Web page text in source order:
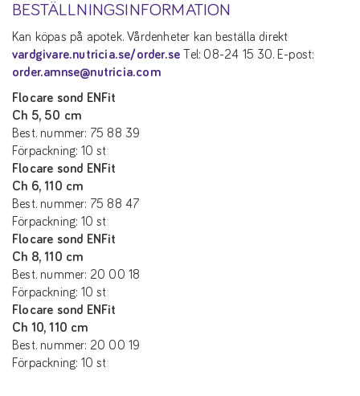
BESTÄLLNINGSINFORMATION
Kan köpas på apotek. Vårdenheter kan beställa direkt
vardgivare.nutricia.se/order.se Tel: 08-24 15 30. E-post:
order.amnse@nutricia.com
Flocare sond ENFit
Ch 5, 50 cm
Best. nummer: 75 88 39
Förpackning: 10 st
Flocare sond ENFit
Ch 6, 110 cm
Best. nummer: 75 88 47
Förpackning: 10 st
Flocare sond ENFit
Ch 8, 110 cm
Best. nummer: 20 00 18
Förpackning: 10 st
Flocare sond ENFit
Ch 10, 110 cm
Best. nummer: 20 00 19
Förpackning: 10 st